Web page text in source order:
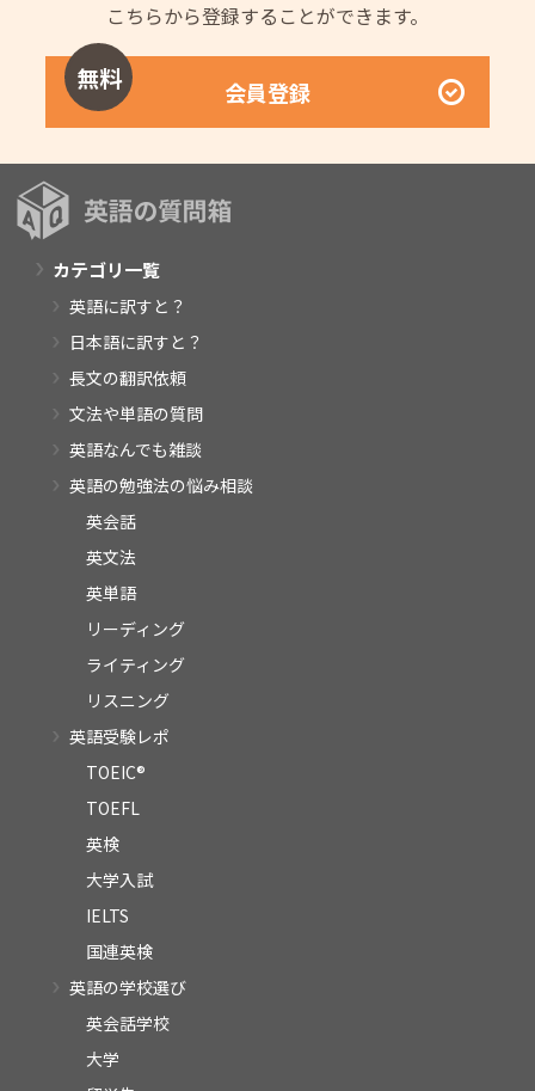
こちらから登録することができます。
無料 会員登録
カテゴリ一覧
英語に訳すと？
日本語に訳すと？
長文の翻訳依頼
文法や単語の質問
英語なんでも雑談
英語の勉強法の悩み相談
英会話
英文法
英単語
リーディング
ライティング
リスニング
英語受験レポ
TOEIC®
TOEFL
英検
大学入試
IELTS
国連英検
英語の学校選び
英会話学校
大学